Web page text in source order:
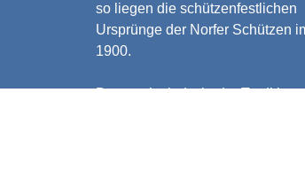
so liegen die schützenfestlichen
Ursprünge der Norfer Schützen
1900.
Demnach sind wir „der Tradition